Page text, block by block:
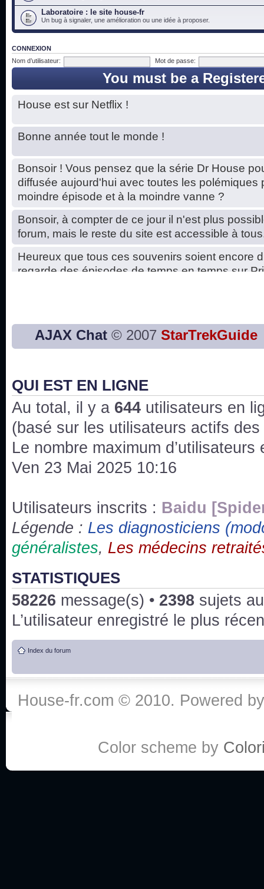
Laboratoire : le site house-fr
Un bug à signaler, une amélioration ou une idée à proposer.
CONNEXION
Nom d’utilisateur:
Mot de passe:
You must be a
House est sur Netflix !
Bonne année tout le monde !
Bonsoir ! Vous pensez que la série Dr House
diffusée aujourd'hui avec toutes les polémiques
moindre épisode et à la moindre vanne ?
Bonsoir, à compter de ce jour il n'est plus
forum, mais le reste du site est accessible à
Heureux que tous ces souvenirs soient encore
regarde des épisodes de temps en temps sur
Bon, 2020, ça n'a pas trop marché. JE vous
issus des saisons 6; 7 et 8 !
Bonne année 2020 !
Bonne année 2019 !
Joyeux Noël !
Bonne année tout le monde !
Un peu de ménage, spams supprimés. Depuis
chaines françaises diffusent House, HD1 et
3x24 Human Error mais je suis pas sur
Bonjour j'aimerais que l'on m'aide à trouver un
qu'une personne fait un arrêt cardiaque mais
:he:
Salut tout le monde ! Je me fais un petit après
AJAX Chat © 2007 StarTrekGuide
QUI EST EN LIGNE
Au total, il y a 644 utilisateurs en
(basé sur les utilisateurs actifs
Le nombre maximum
Ven 23 Mai 2025 10:16
Utilisateurs inscrits : Baidu
Légende : Les diagnosticiens
généralistes, Les médecins
STATISTIQUES
58226 message(s) • 2398 sujets
L’utilisateur enregistré le plus
Index du forum
House-fr.com © 2010. Powered
Color scheme by